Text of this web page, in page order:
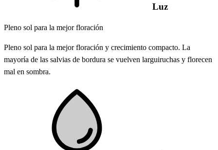
Luz
Pleno sol para la mejor floración
Pleno sol para la mejor floración y crecimiento compacto. La
mayoría de las salvias de bordura se vuelven larguiruchas y florecen
mal en sombra.